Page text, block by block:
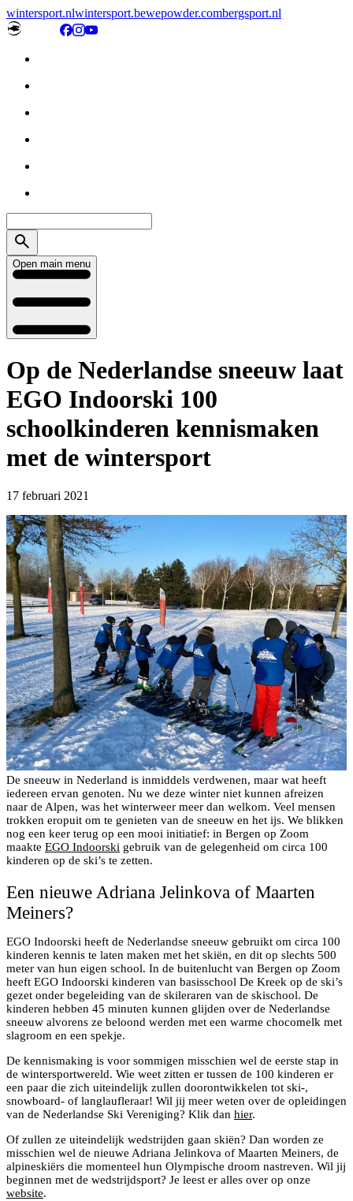
wintersport.nlwintersport.bewepowder.combergsport.nl
Open main menu
Op de Nederlandse sneeuw laat
EGO Indoorski 100
schoolkinderen kennismaken
met de wintersport
17 februari 2021
De sneeuw in Nederland is inmiddels verdwenen, maar wat heeft
iedereen ervan genoten. Nu we deze winter niet kunnen afreizen
naar de Alpen, was het winterweer meer dan welkom. Veel mensen
trokken eropuit om te genieten van de sneeuw en het ijs. We blikken
nog een keer terug op een mooi initiatief: in Bergen op Zoom
maakte EGO Indoorski gebruik van de gelegenheid om circa 100
kinderen op de ski’s te zetten.
Een nieuwe Adriana Jelinkova of Maarten
Meiners?
EGO Indoorski heeft de Nederlandse sneeuw gebruikt om circa 100
kinderen kennis te laten maken met het skiën, en dit op slechts 500
meter van hun eigen school. In de buitenlucht van Bergen op Zoom
heeft EGO Indoorski kinderen van basisschool De Kreek op de ski’s
gezet onder begeleiding van de skileraren van de skischool. De
kinderen hebben 45 minuten kunnen glijden over de Nederlandse
sneeuw alvorens ze beloond werden met een warme chocomelk met
slagroom en een spekje.
De kennismaking is voor sommigen misschien wel de eerste stap in
de wintersportwereld. Wie weet zitten er tussen de 100 kinderen er
een paar die zich uiteindelijk zullen doorontwikkelen tot ski-,
snowboard- of langlaufleraar! Wil jij meer weten over de opleidingen
van de Nederlandse Ski Vereniging? Klik dan hier.
Of zullen ze uiteindelijk wedstrijden gaan skiën? Dan worden ze
misschien wel de nieuwe Adriana Jelinkova of Maarten Meiners, de
alpineskiërs die momenteel hun Olympische droom nastreven. Wil jij
beginnen met de wedstrijdsport? Je leest er alles over op onze
website.